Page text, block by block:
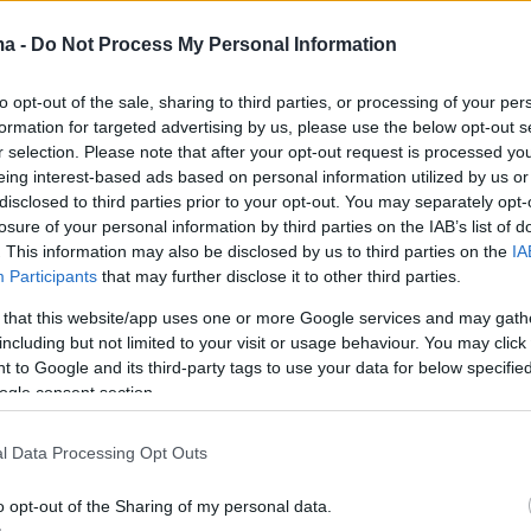
- Do Not Process My Personal Information
opt-out of the sale, sharing to third parties, or processing of your
for targeted advertising by us, please use the below opt-out
selection. Please note that after your opt-out request is processed
interest-based ads based on personal information utilized by us
to third parties prior to your opt-out. You may separately
of your personal information by third parties on the IAB’s list of
This information may also be disclosed by us to third parties on the
Participants that may further disclose it to other third parties.
that this website/app uses one or more Google services and may
but not limited to your visit or usage behaviour. You may
to Google and its third-party tags to use your data for below
consent section.
Data Processing Opt Outs
opt-out of the Sharing of my personal data.
τη ζωή μαύρη»
για το bullying που έζησε κατά τα παιδικά της
«Οι καλοί ρόλοι δεν
σημασία, όταν το κλίμα
δεν είναι καλό»
«Άγριων Μελισσών» αναφέρθηκε στο φινάλε της
μελλοντικά της τηλεοπτικά βήματα
«Στο φινάλε των
Μελισσών" το Διαφάνι πρέπει